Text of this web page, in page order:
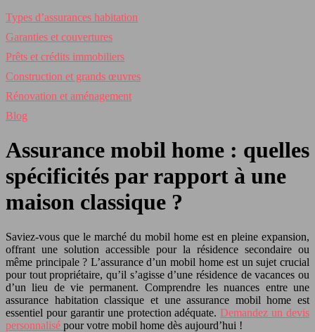
Types d’assurances habitation
Garanties et couvertures
Prêts et crédits immobiliers
Construction et grands œuvres
Rénovation et aménagement
Blog
Assurance mobil home : quelles
spécificités par rapport à une
maison classique ?
Saviez-vous que le marché du mobil home est en pleine expansion,
offrant une solution accessible pour la résidence secondaire ou
même principale ? L’assurance d’un mobil home est un sujet crucial
pour tout propriétaire, qu’il s’agisse d’une résidence de vacances ou
d’un lieu de vie permanent. Comprendre les nuances entre une
assurance habitation classique et une assurance mobil home est
essentiel pour garantir une protection adéquate. Demandez un devis
personnalisé pour votre mobil home dès aujourd’hui !